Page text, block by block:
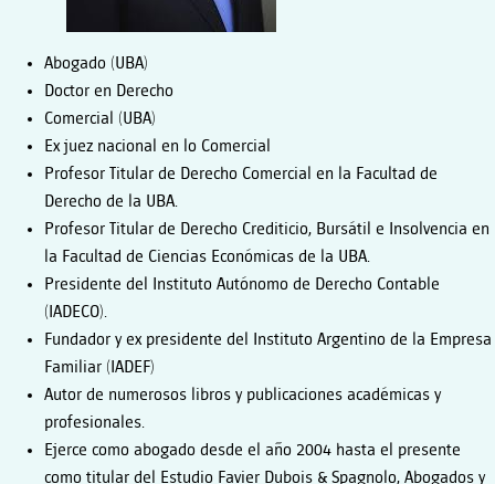
Abogado (UBA)
Doctor en Derecho
Comercial (UBA)
Ex juez nacional en lo Comercial
Profesor Titular de Derecho Comercial en la Facultad de
Derecho de la UBA.
Profesor Titular de Derecho Crediticio, Bursátil e Insolvencia en
la Facultad de Ciencias Económicas de la UBA.
Presidente del Instituto Autónomo de Derecho Contable
(IADECO).
Fundador y ex presidente del Instituto Argentino de la Empresa
Familiar (IADEF)
Autor de numerosos libros y publicaciones académicas y
profesionales.
Ejerce como abogado desde el año 2004 hasta el presente
como titular del Estudio Favier Dubois & Spagnolo, Abogados y